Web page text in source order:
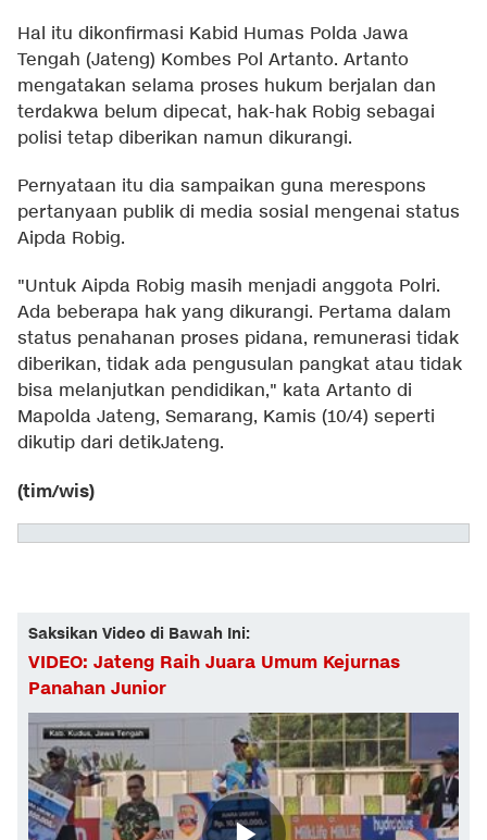
Hal itu dikonfirmasi Kabid Humas Polda Jawa
Tengah (Jateng) Kombes Pol Artanto. Artanto
mengatakan selama proses hukum berjalan dan
terdakwa belum dipecat, hak-hak Robig sebagai
polisi tetap diberikan namun dikurangi.
Pernyataan itu dia sampaikan guna merespons
pertanyaan publik di media sosial mengenai status
Aipda Robig.
"Untuk Aipda Robig masih menjadi anggota Polri.
Ada beberapa hak yang dikurangi. Pertama dalam
status penahanan proses pidana, remunerasi tidak
diberikan, tidak ada pengusulan pangkat atau tidak
bisa melanjutkan pendidikan," kata Artanto di
Mapolda Jateng, Semarang, Kamis (10/4) seperti
dikutip dari detikJateng.
(tim/wis)
Saksikan Video di Bawah Ini:
VIDEO: Jateng Raih Juara Umum Kejurnas
Panahan Junior